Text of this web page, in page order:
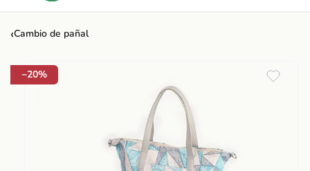
‹Cambio de pañal
a la
información
−20%